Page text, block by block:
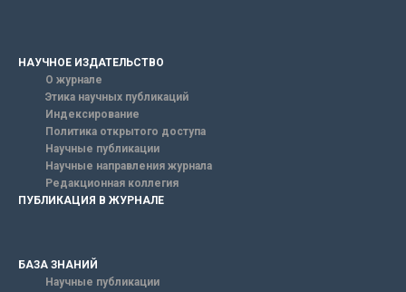
НАУЧНОЕ ИЗДАТЕЛЬСТВО
О журнале
Этика научных публикаций
Индексирование
Политика открытого доступа
Научные публикации
Научные направления журнала
Редакционная коллегия
ПУБЛИКАЦИЯ В ЖУРНАЛЕ
БАЗА ЗНАНИЙ
Научные публикации